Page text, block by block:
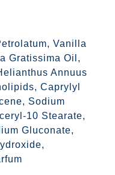
Vanilla
Gratissima Oil,
Annuus
Caprylyl
Sodium
10 Stearate,
Gluconate,